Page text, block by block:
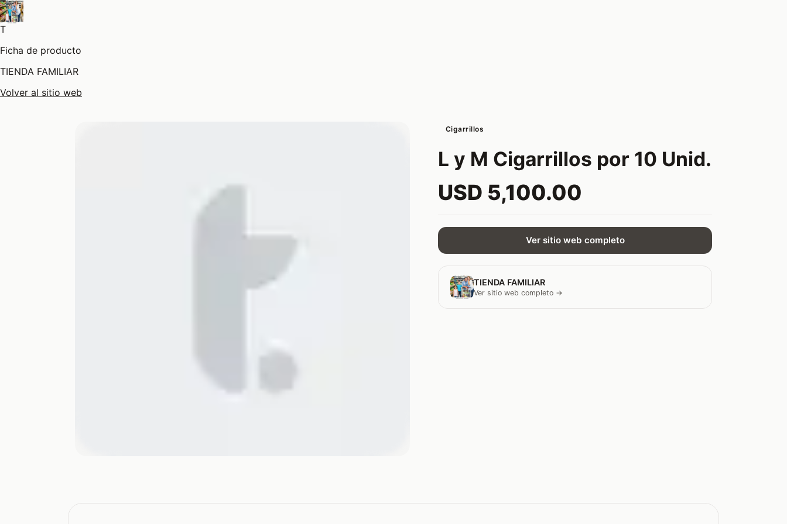
T
Ficha de producto
TIENDA FAMILIAR
Volver al sitio web
Cigarrillos
L y M Cigarrillos por 10 Unid.
USD 5,100.00
Ver sitio web completo
TIENDA FAMILIAR
Ver sitio web completo →